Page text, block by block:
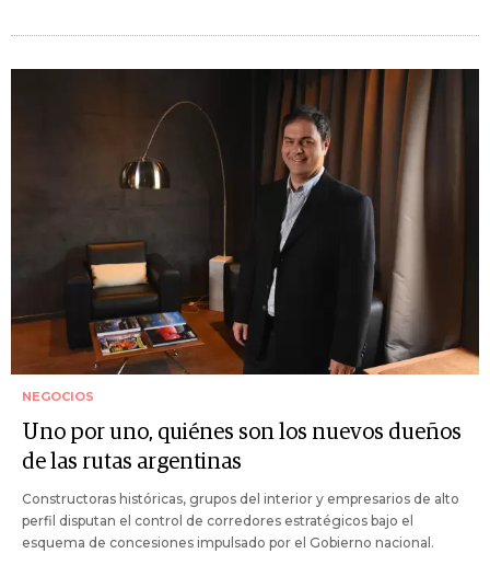
NEGOCIOS
Uno por uno, quiénes son los nuevos dueños
de las rutas argentinas
Constructoras históricas, grupos del interior y empresarios de alto
perfil disputan el control de corredores estratégicos bajo el
esquema de concesiones impulsado por el Gobierno nacional.